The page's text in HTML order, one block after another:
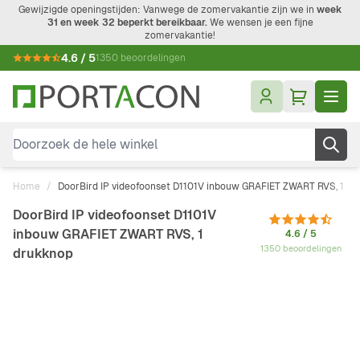
Ga naar de inhoud
Gewijzigde openingstijden: Vanwege de zomervakantie zijn we in week
31 en week 32 beperkt bereikbaar.We wensen je een fijne
zomervakantie!
4.6 / 51350 beoordelingen
Doorzoek de hele winkel
Home / DoorBird IP videofoonset D1101V inbouw GRAFIET ZWART RVS, 1
DoorBird IP videofoonset D1101V
inbouw GRAFIET ZWART RVS, 1
drukknop
4.6 / 5
1350 beoordelingen